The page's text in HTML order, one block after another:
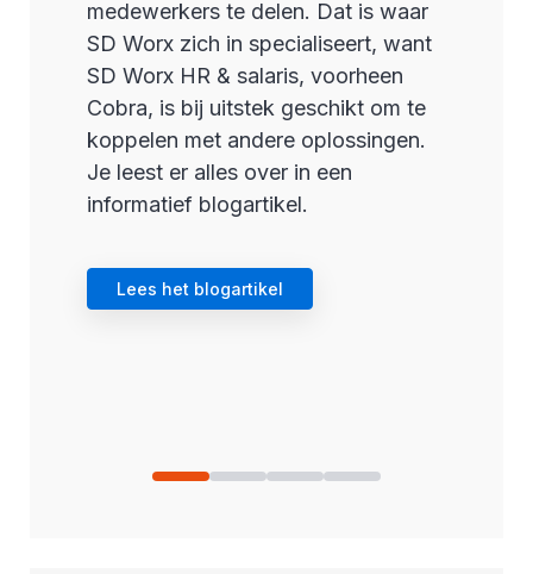
medewerkers te delen. Dat is waar
SD Worx zich in specialiseert, want
SD Worx HR & salaris, voorheen
Cobra, is bij uitstek geschikt om te
koppelen met andere oplossingen.
Je leest er alles over in een
informatief blogartikel.
Lees het blogartikel